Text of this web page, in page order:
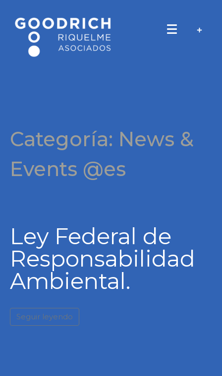
Categoría: News &
Events @es
Ley Federal de
Responsabilidad
Ambiental.
Seguir leyendo